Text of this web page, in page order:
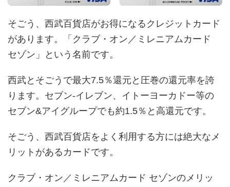
そごう、西武百貨店がお得になるクレジットカード
があります。「クラブ・オン／ミレニアムカード
セゾン」という名前です。
西武とそごうで最大7.5％還元と圧巻の還元率を誇
ります。セブン-イレブン、イトーヨーカドー等の
セブン&アイグループでも約1.5％と高還元です。
そごう、西武百貨店をよく利用する方には絶大なメ
リットがあるカードです。
クラブ・オン／ミレニアムカード セゾンのメリッ